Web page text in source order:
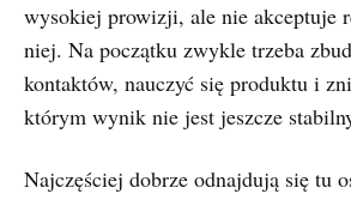
wysokiej prowizji, ale nie akceptuje
niej. Na początku zwykle trzeba
kontaktów, nauczyć się produktu i
którym wynik nie jest jeszcze
Najczęściej dobrze odnajdują się tu